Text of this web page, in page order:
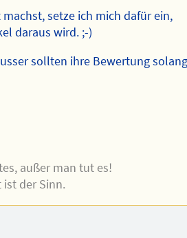
machst, setze ich mich dafür ein,
daraus wird. ;-)
sollten ihre Bewertung
außer man tut es!
ist der Sinn.